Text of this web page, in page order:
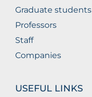
Graduate students
Professors
Staff
Companies
USEFUL LINKS